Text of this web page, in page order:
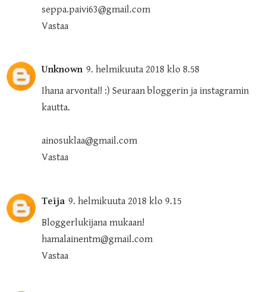
seppa.paivi63@gmail.com
Vastaa
Unknown 9. helmikuuta 2018 klo 8.58
Ihana arvonta!! :) Seuraan bloggerin ja instagramin
kautta.
ainosuklaa@gmail.com
Vastaa
Teija 9. helmikuuta 2018 klo 9.15
Bloggerlukijana mukaan!
hamalainentm@gmail.com
Vastaa